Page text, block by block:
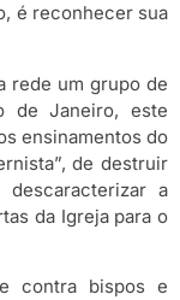
é reconhecer sua
rede um grupo de
de Janeiro, este
ensinamentos do
de destruir
a
da Igreja para o
contra bispos e